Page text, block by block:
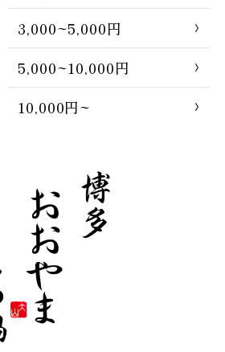
3,000~5,000円
5,000~10,000円
10,000円~